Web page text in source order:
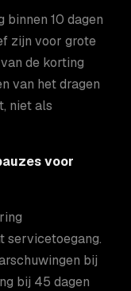
binnen 10 dagen
zijn voor grote
de korting
van het dragen
niet als
voor
servicetoegang.
bij
bij 45 dagen